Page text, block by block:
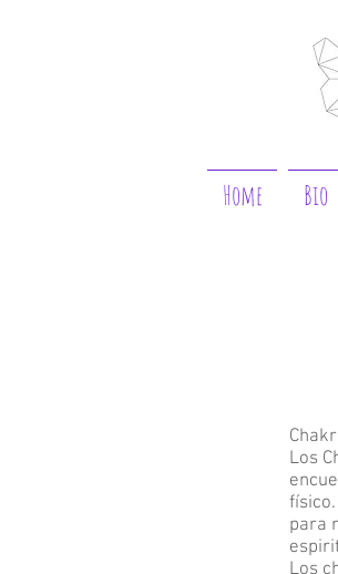
Home Bio
Los
para
Los